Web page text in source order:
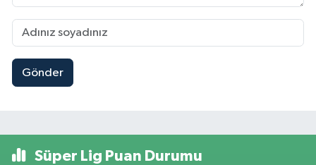
Gönder
Süper Lig Puan Durumu